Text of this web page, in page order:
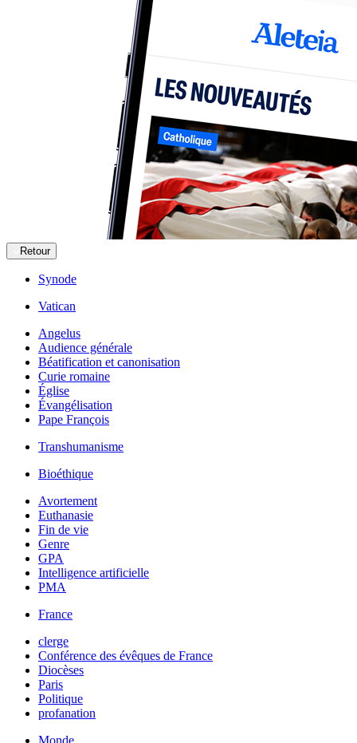
Retour
Synode
Vatican
Angelus
Audience générale
Béatification et canonisation
Curie romaine
Église
Évangélisation
Pape François
Transhumanisme
Bioéthique
Avortement
Euthanasie
Fin de vie
Genre
GPA
Intelligence artificielle
PMA
France
clerge
Conférence des évêques de France
Diocèses
Paris
Politique
profanation
Monde